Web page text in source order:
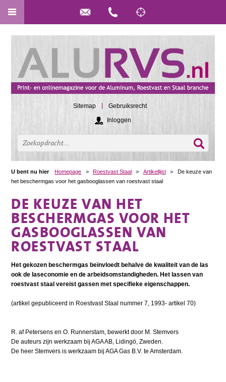
Sitemap
Gebruiksrecht
Inloggen
U bent nu hier Homepage > Roestvast Staal > Artikellijst >
De keuze van
het beschermgas voor het gasbooglassen van roestvast staal
DE KEUZE VAN HET
BESCHERMGAS VOOR HET
GASBOOGLASSEN VAN
ROESTVAST STAAL
Het gekozen beschermgas beïnvloedt behalve de kwaliteit van de las
ook de laseconomie en de arbeidsomstandigheden. Het lassen van
roestvast staal vereist gassen met specifieke eigenschappen.
(artikel gepubliceerd in Roestvast Staal nummer 7, 1993- artikel 70)
R. af Petersens en O. Runnerstam, bewerkt door M. Stemvers
De auteurs zijn werkzaam bij AGA AB, Lidingö, Zweden.
De heer Stemvers is werkzaam bij AGA Gas B.V. te Amsterdam.